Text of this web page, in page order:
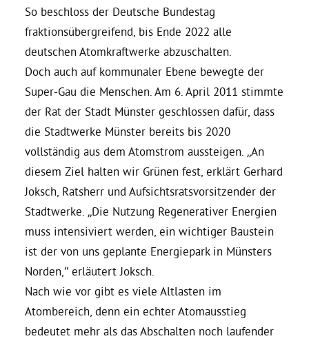
Ratsanträge
Fraktionsgeschäftsstelle
Bezirksvertretungen
Aktiv werden
Arbeitsgruppen
Mitglied werden
So beschloss der Deutsche Bundestag
fraktionsübergreifend, bis Ende 2022 alle
deutschen Atomkraftwerke abzuschalten.
Doch auch auf kommunaler Ebene bewegte der
Super-Gau die Menschen. Am 6. April 2011 stimmte
der Rat der Stadt Münster geschlossen dafür, dass
die Stadtwerke Münster bereits bis 2020
vollständig aus dem Atomstrom aussteigen. „An
diesem Ziel halten wir Grünen fest, erklärt Gerhard
Joksch, Ratsherr und Aufsichtsratsvorsitzender der
Stadtwerke. „Die Nutzung Regenerativer Energien
muss intensiviert werden, ein wichtiger Baustein
ist der von uns geplante Energiepark in Münsters
Norden,“ erläutert Joksch.
Nach wie vor gibt es viele Altlasten im
Atombereich, denn ein echter Atomausstieg
bedeutet mehr als das Abschalten noch laufender